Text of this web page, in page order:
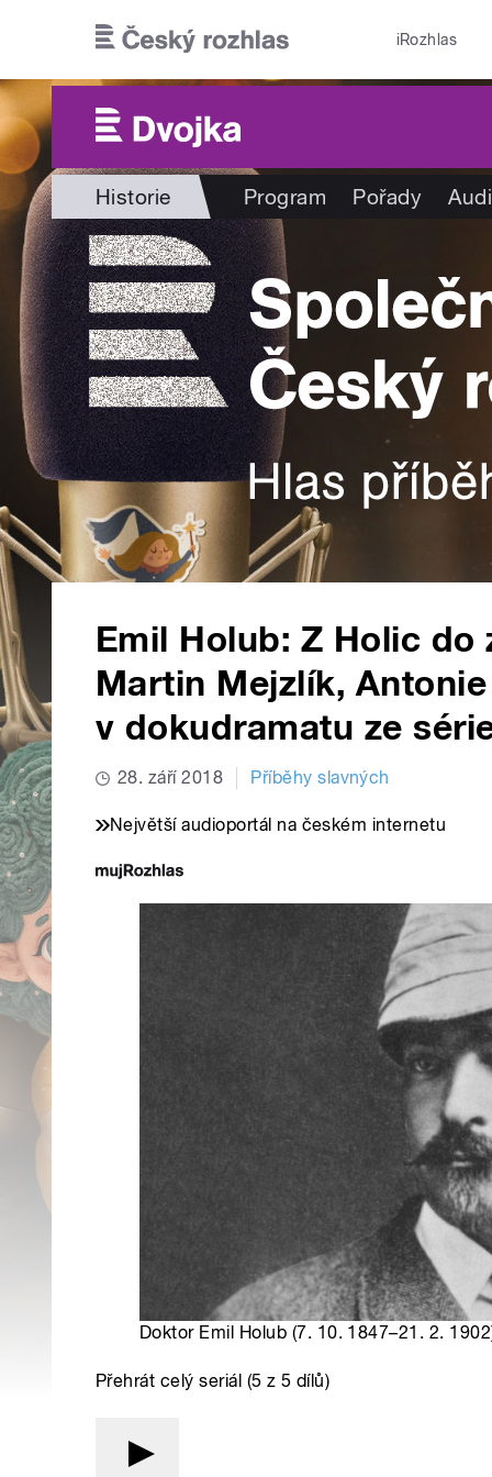
iRozhlas
Historie Program Pořady
Emil Holub: Z Holic do
Martin Mejzlík,
v dokudramatu ze
28. září 2018 Příběhy slavných
Největší audioportál na českém internetu
Doktor Emil Holub (7. 10. 1847–21. 2.
Přehrát celý seriál (5 z 5 dílů)